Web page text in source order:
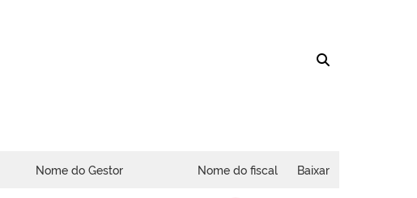
Nome do Gestor Nome do fiscal Baixar